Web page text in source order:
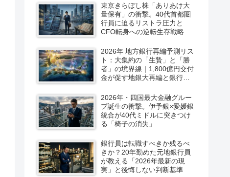
東京きらぼし株「ありあけ大
量保有」の衝撃。40代首都圏
行員に迫るリストラ圧力と
CFO転身への逆転生存戦略
2026年 地方銀行再編予測リス
ト：大集約の「生贄」と「勝
者」の境界線｜1,800億円交付
金が促す地銀大再編と銀行員
2026年・四国最大金融グルー
プ誕生の衝撃。伊予銀×愛媛銀
統合が40代ミドルに突きつけ
る「椅子の消失」
銀行員は転職すべきか残るべ
きか？20年勤めた元地銀行員
が教える「2026年最新の現
実」と後悔しない判断基準